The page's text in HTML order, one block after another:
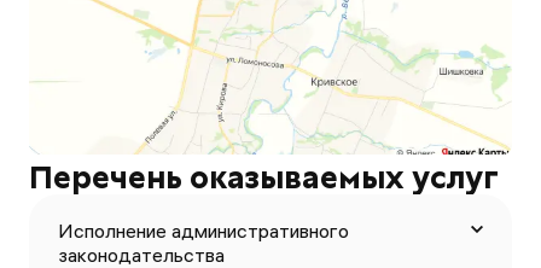
Перечень оказываемых услуг
Исполнение административного
законодательства